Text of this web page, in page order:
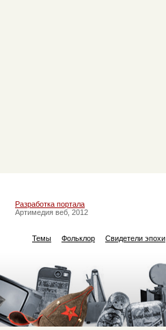
Разработка портала
Артимедия веб, 2012
Темы Фольклор Свидетели эпохи